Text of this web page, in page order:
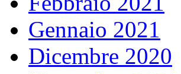
Gennaio 2021
Dicembre 2020